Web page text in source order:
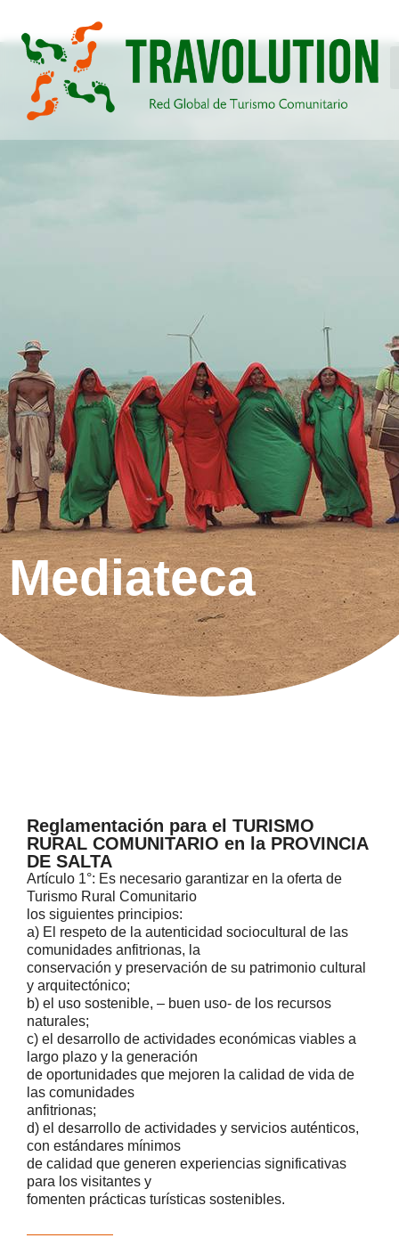
Mediateca
Reglamentación para el TURISMO
RURAL COMUNITARIO en la PROVINCIA
DE SALTA
Artículo 1°: Es necesario garantizar en la oferta de
Turismo Rural Comunitario
los siguientes principios:
a) El respeto de la autenticidad sociocultural de las
comunidades anfitrionas, la
conservación y preservación de su patrimonio cultural
y arquitectónico;
b) el uso sostenible, – buen uso- de los recursos
naturales;
c) el desarrollo de actividades económicas viables a
largo plazo y la generación
de oportunidades que mejoren la calidad de vida de
las comunidades
anfitrionas;
d) el desarrollo de actividades y servicios auténticos,
con estándares mínimos
de calidad que generen experiencias significativas
para los visitantes y
fomenten prácticas turísticas sostenibles.